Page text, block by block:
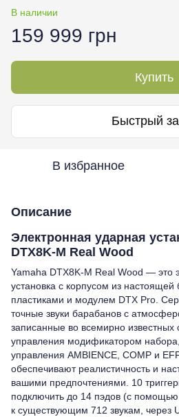
В наличии
159 999 грн
Купить
Быстрый
В избранное
Описание
Электронная ударная
DTX8K-M Real Wood
Yamaha DTX8K-M Real Wood — это
установка с корпусом из
пластиками и модулем DTX Pro.
точные звуки барабанов с
записанные во всемирно известных
управления модификатором
управления AMBIENCE, COMP и
обеспечивают реалистичность и
вашими предпочтениями. 10
подключить до 14 пэдов (с
к существующим 712 звукам, через